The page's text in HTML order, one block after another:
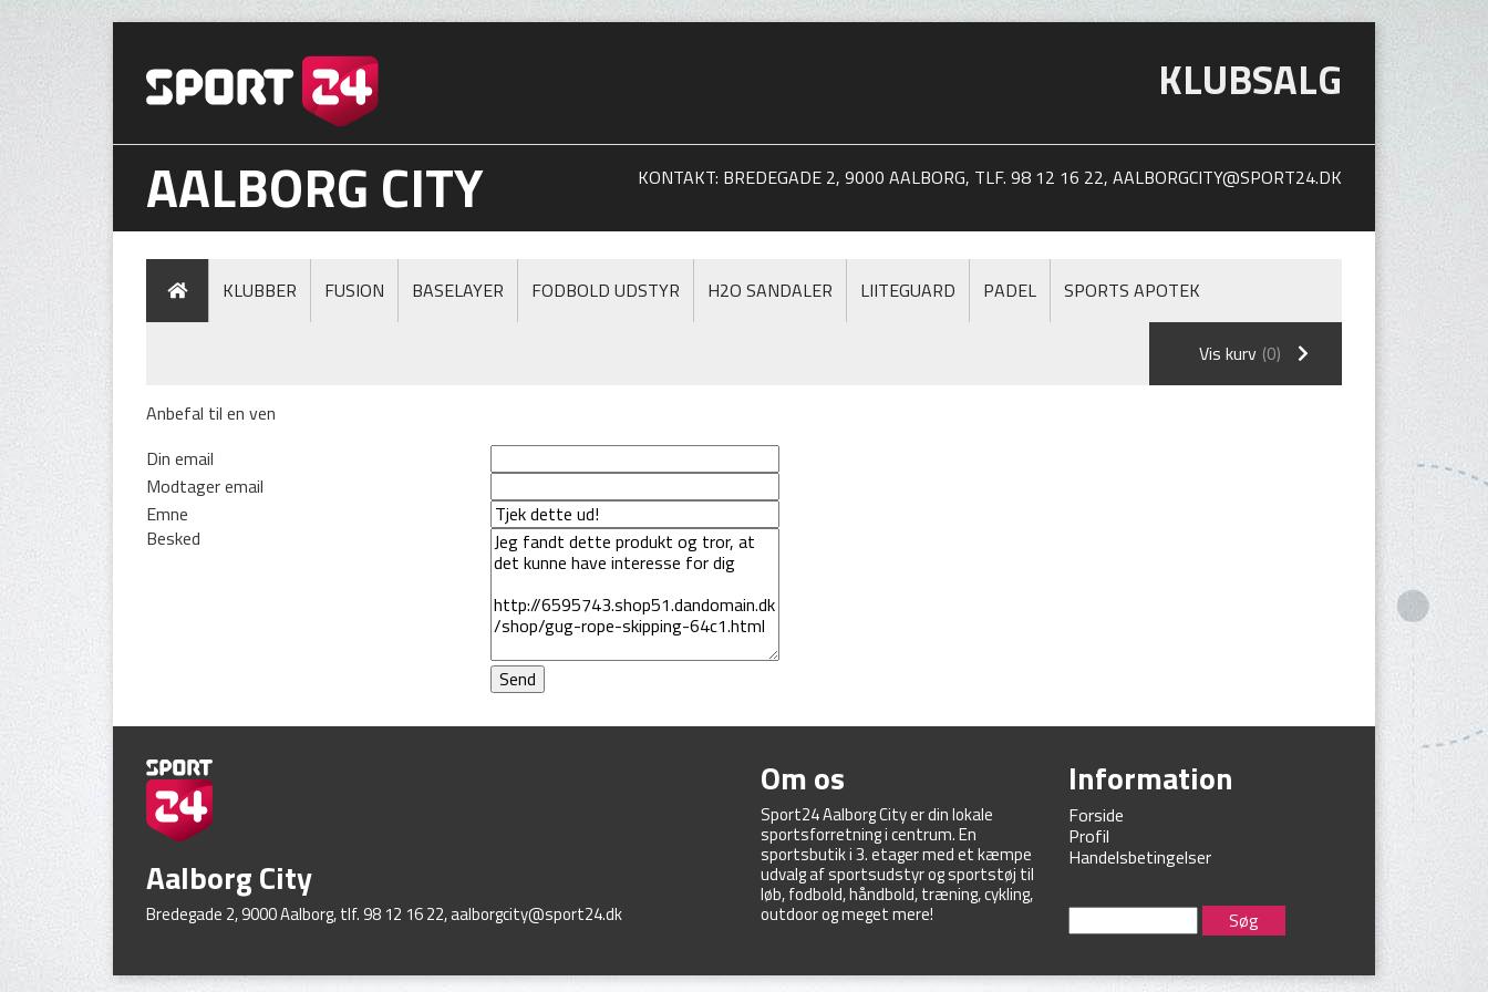
KLUBSALG
AALBORG CITY KONTAKT: BREDEGADE 2, 9000 AALBORG, TLF. 98 12 16 22, AALBORGCITY@SPORT24.DK
KLUBBER FUSION BASELAYER FODBOLD UDSTYR H2O SANDALER LIITEGUARD PADEL SPORTS APOTEK
Vis kurv (0)
Anbefal til en ven
Din email
Modtager email
Emne
Besked
Aalborg City
Bredegade 2, 9000 Aalborg, tlf. 98 12 16 22,aalborgcity@sport24.dk
Om os
Sport24 Aalborg City er din lokale
sportsforretning i centrum. En
sportsbutik i 3. etager med et kæmpe
udvalg af sportsudstyr og sportstøj til
løb, fodbold, håndbold, træning, cykling,
outdoor og meget mere!
Information
Forside
Profil
Handelsbetingelser